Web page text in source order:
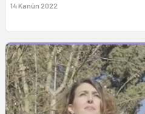
14 Kanûn 2022